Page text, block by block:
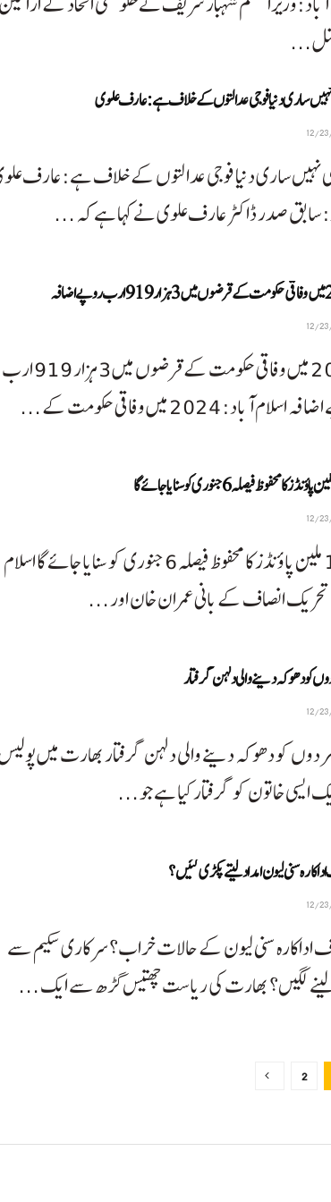
...
ساری دنیا فوجی عدالتوں کے خلاف ہے:عارف علوی
نہیں ساری دنیا فوجی عدالتوں کے خلاف ہے:عارف
سابق صدر ڈاکٹر عارف علوی نے کہا ہے کہ ...
اضافہ
2024 میں وفاقی حکومت کے قرضوں میں 3 ہزار 919 ارب
آباد: 2024 میں وفاقی حکومت کے ...
190 ملین پاؤنڈز کا محفوظ فیصلہ 6 جنوری کو سنایاجائے گا اسلام
انصاف کے بانی عمران خان اور ...
کو دھوکہ دینے والی دلہن گرفتار
کو دھوکہ دینے والی دلہن گرفتار بھارت میں
ایسی خاتون کو گرفتار کیا ہے جو ...
سنی لیون امداد لیتے پکڑی گئیں؟
اداکارہ سنی لیون کے حالات خراب؟ سرکاری سکیم سے
لینے لگیں؟ بھارت کی ریاست چھتیس گڑھ سے ایک ...
2